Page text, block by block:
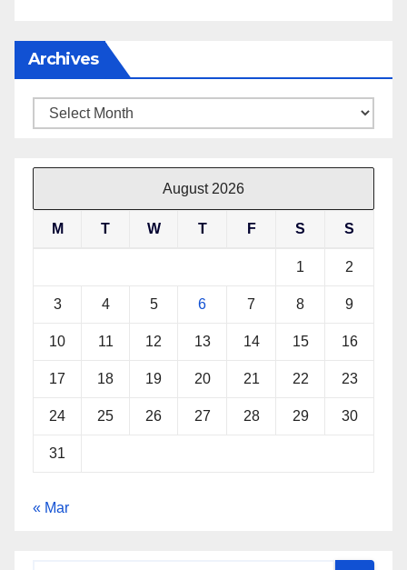
Archives
Archives
August 2026
M T W T F S S
1 2
3 4 5 6 7 8 9
10 11 12 13 14 15 16
17 18 19 20 21 22 23
24 25 26 27 28 29 30
31
« Mar